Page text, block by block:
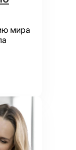
мира